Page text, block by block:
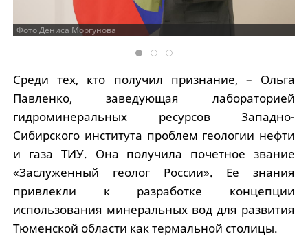
Фото Дениса Моргунова
Среди тех, кто получил признание, – Ольга
Павленко, заведующая лабораторией
гидроминеральных ресурсов Западно-
Сибирского института проблем геологии нефти
и газа ТИУ. Она получила почетное звание
«Заслуженный геолог России». Ее знания
привлекли к разработке концепции
использования минеральных вод для развития
Тюменской области как термальной столицы.